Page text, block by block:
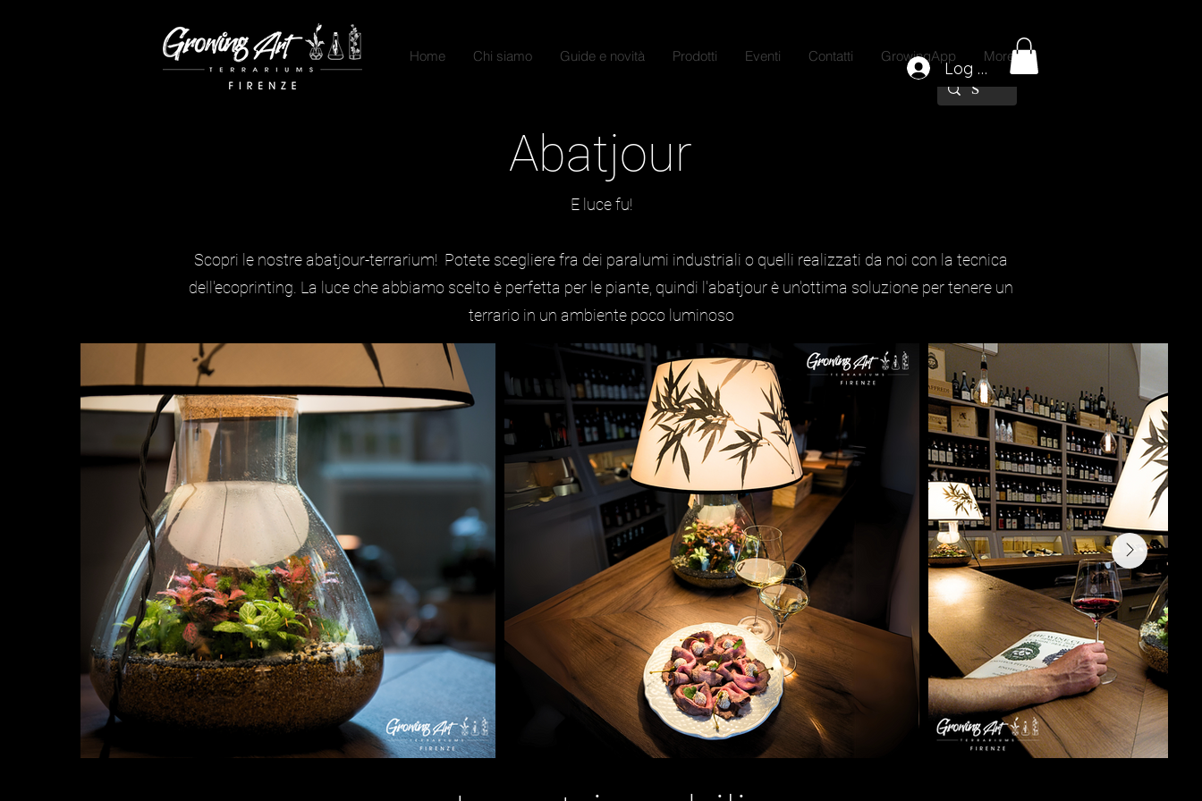
Home Chi siamo Guide e novità Prodotti Eventi Contatti GrowingApp More
Log In
Abatjour
E luce fu!
Scopri le nostre abatjour-terrarium! Potete scegliere fra dei paralumi industriali o quelli realizzati da noi con la tecnica
dell'ecoprinting. La luce che abbiamo scelto è perfetta per le piante, quindi l'abatjour è un'ottima soluzione per tenere un
terrario in un ambiente poco luminoso